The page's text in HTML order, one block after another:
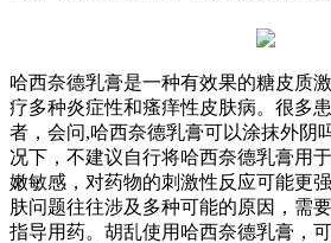
哈西奈德乳膏是一种有效果的糖皮质
疗多种炎症性和瘙痒性皮肤病。很多
者，会问,哈西奈德乳膏可以涂抹外阴
况下，不建议自行将哈西奈德乳膏用
嫩敏感，对药物的刺激性反应可能更
肤问题往往涉及多种可能的原因，需
指导用药。胡乱使用哈西奈德乳膏，